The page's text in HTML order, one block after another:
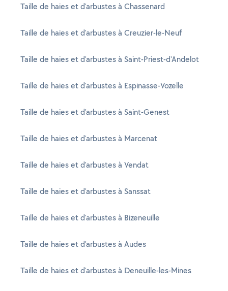
Taille de haies et d'arbustes à Chassenard
Taille de haies et d'arbustes à Creuzier-le-Neuf
Taille de haies et d'arbustes à Saint-Priest-d'Andelot
Taille de haies et d'arbustes à Espinasse-Vozelle
Taille de haies et d'arbustes à Saint-Genest
Taille de haies et d'arbustes à Marcenat
Taille de haies et d'arbustes à Vendat
Taille de haies et d'arbustes à Sanssat
Taille de haies et d'arbustes à Bizeneuille
Taille de haies et d'arbustes à Audes
Taille de haies et d'arbustes à Deneuille-les-Mines